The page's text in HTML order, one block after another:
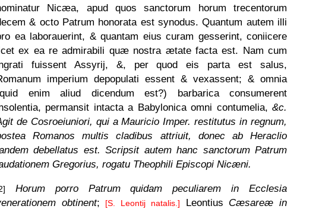
Nicæa, apud quos sanctorum horum trecentorum
& octo Patrum honorata est synodus. Quantum autem illi
ea laborauerint, & quantam eius curam gesserint, coniicere
ex ea re admirabili quæ nostra ætate facta est. Nam cum
fuissent Assyrij, &, per quod eis parta est salus,
imperium depopulati essent & vexassent; & omnia
enim aliud dicendum est?) barbarica consumerent
permansit intacta a Babylonica omni contumelia, &c.
de Cosroeiuniori, qui a Mauricio Imper. restitutus in regnum,
Romanos multis cladibus attriuit, donec ab Heraclio
debellatus est. Scripsit autem hanc sanctorum Patrum
Gregorius, rogatu Theophili Episcopi Nicæni.
Horum porro Patrum quidam peculiarem in Ecclesia
obtinent; [S. Leontij natalis.] Leontius Cæsareæ in